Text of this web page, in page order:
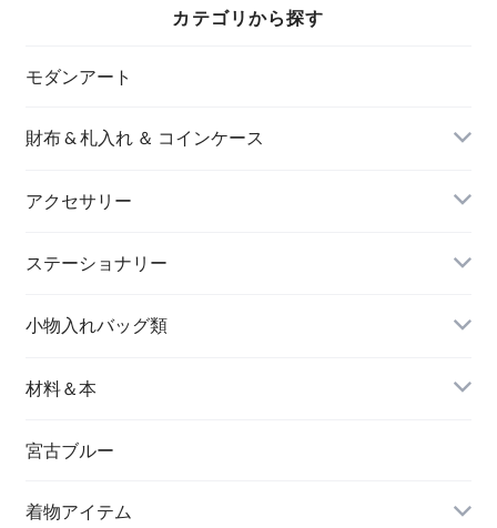
カテゴリから探す
モダンアート
財布 & 札入れ ＆ コインケース
長財布
アクセサリー
イヤリング＆ピアス
バングル＆ブレスレット
ペンダント
ブローチ
ステーショナリー
名刺入れ
メッセージカード
小物入れバッグ類
バッグ
材料＆本
宮古ブルー
着物アイテム